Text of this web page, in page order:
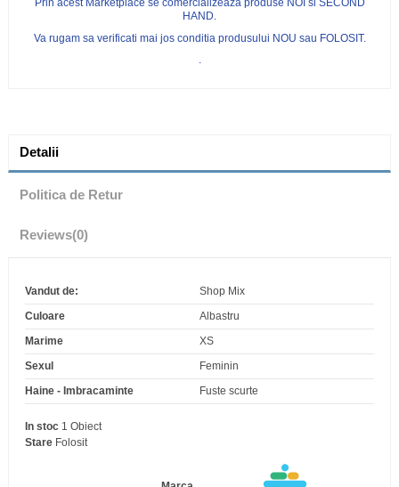
Prin acest Marketplace se comercializeaza produse NOI si SECOND
HAND.
Va rugam sa verificati mai jos conditia produsului NOU sau FOLOSIT.
.
Detalii
Politica de Retur
Reviews(0)
Vandut de:
Shop Mix
Culoare
Albastru
Marime
XS
Sexul
Feminin
Haine - Imbracaminte
Fuste scurte
In stoc 1 Obiect
Stare Folosit